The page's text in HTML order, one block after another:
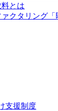
とは
クタリング「
支援制度